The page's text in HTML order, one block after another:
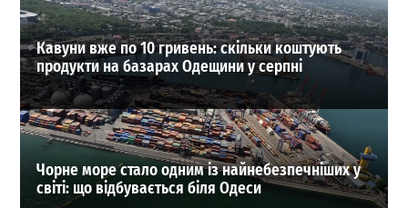
Кавуни вже по 10 гривень: скільки коштують
продукти на базарах Одещини у серпні
Чорне море стало одним із найнебезпечніших у
світі: що відбувається біля Одеси